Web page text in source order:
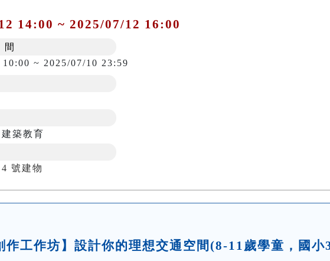
14:00 ~ 2025/07/12 16:00
10:00 ~ 2025/07/10 23:59
築教育
號建物
作工作坊】設計你的理想交通空間(8-11歲學童，國小